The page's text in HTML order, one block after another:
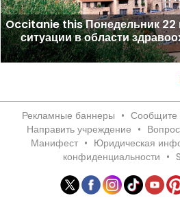
Occitanie this Понедельник
ситуации в области
Рекламные баннеры • Сообщите
Направить учреждение •
Манифест • Юридическая
конфиденциальности •